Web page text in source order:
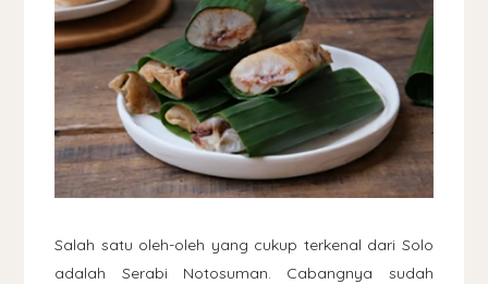
Salah satu oleh-oleh yang cukup terkenal dari Solo
adalah Serabi Notosuman. Cabangnya sudah